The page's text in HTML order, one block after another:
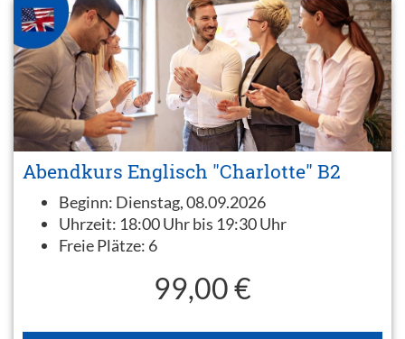
Abendkurs Englisch "Charlotte" B2
Beginn: Dienstag, 08.09.2026
Uhrzeit: 18:00 Uhr bis 19:30 Uhr
Freie Plätze: 6
99,00 €